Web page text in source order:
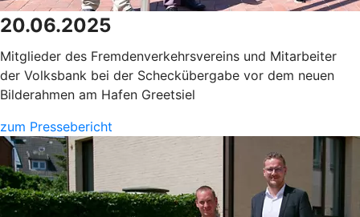
20.06.2025
Mitglieder des Fremdenverkehrsvereins und Mitarbeiter
der Volksbank bei der Scheckübergabe vor dem neuen
Bilderahmen am Hafen Greetsiel
zum Pressebericht